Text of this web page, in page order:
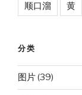
顺口溜 黄
分类
图片(39)